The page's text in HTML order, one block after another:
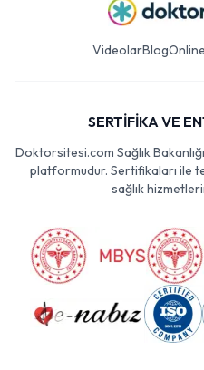
VideolarBlog
SERTİFİKA VE
Doktorsitesi.com Sağlık
platformudur. Sertifikaları ile
sağlık